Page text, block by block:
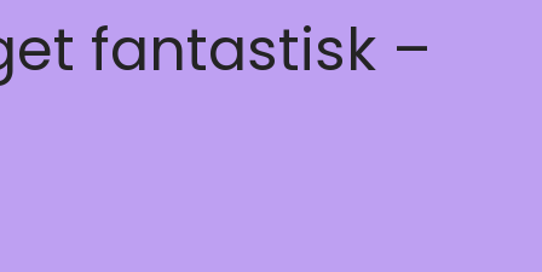
fantastisk –